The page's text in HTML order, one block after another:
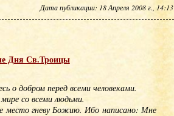
Дата публикации: 18 Апреля 2008 г., 14:13
Дня Св.Троицы
о добром перед всеми человеками.
со всеми людьми.
место гневу Божию. Ибо написано: Мне